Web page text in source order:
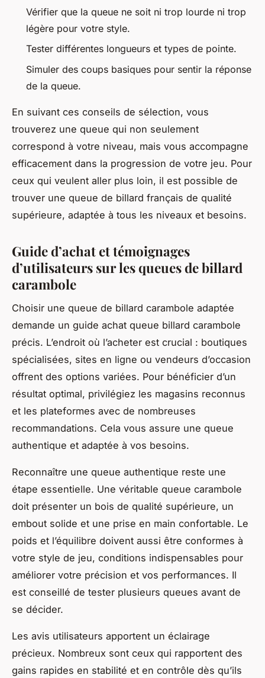
Vérifier que la queue ne soit ni trop lourde ni trop
légère pour votre style.
Tester différentes longueurs et types de pointe.
Simuler des coups basiques pour sentir la réponse
de la queue.
En suivant ces conseils de sélection, vous
trouverez une queue qui non seulement
correspond à votre niveau, mais vous accompagne
efficacement dans la progression de votre jeu. Pour
ceux qui veulent aller plus loin, il est possible de
trouver une queue de billard français de qualité
supérieure, adaptée à tous les niveaux et besoins.
Guide d’achat et témoignages
d’utilisateurs sur les queues de billard
carambole
Choisir une queue de billard carambole adaptée
demande un guide achat queue billard carambole
précis. L’endroit où l’acheter est crucial : boutiques
spécialisées, sites en ligne ou vendeurs d’occasion
offrent des options variées. Pour bénéficier d’un
résultat optimal, privilégiez les magasins reconnus
et les plateformes avec de nombreuses
recommandations. Cela vous assure une queue
authentique et adaptée à vos besoins.
Reconnaître une queue authentique reste une
étape essentielle. Une véritable queue carambole
doit présenter un bois de qualité supérieure, un
embout solide et une prise en main confortable. Le
poids et l’équilibre doivent aussi être conformes à
votre style de jeu, conditions indispensables pour
améliorer votre précision et vos performances. Il
est conseillé de tester plusieurs queues avant de
se décider.
Les avis utilisateurs apportent un éclairage
précieux. Nombreux sont ceux qui rapportent des
gains rapides en stabilité et en contrôle dès qu’ils